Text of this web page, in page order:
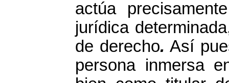
actúa
jurídica
de derecho. Así
persona inmersa